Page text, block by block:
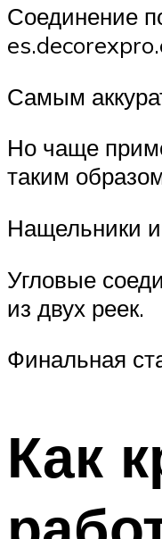
Соединение
Самым
Но чаще
таким
Нащельники
Угловые
из двух реек.
Финальная
Как